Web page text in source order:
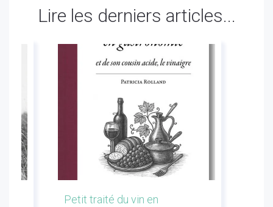
Lire les derniers articles...
Petit traité du vin en